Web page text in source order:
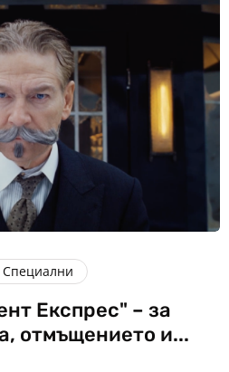
Специални
Експрес" – за
отмъщението и...